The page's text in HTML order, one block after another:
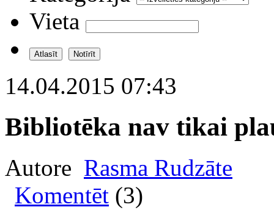
Vieta
14.04.2015 07:43
Bibliotēka nav tikai
Autore Rasma Rudzāte
Komentēt (3)